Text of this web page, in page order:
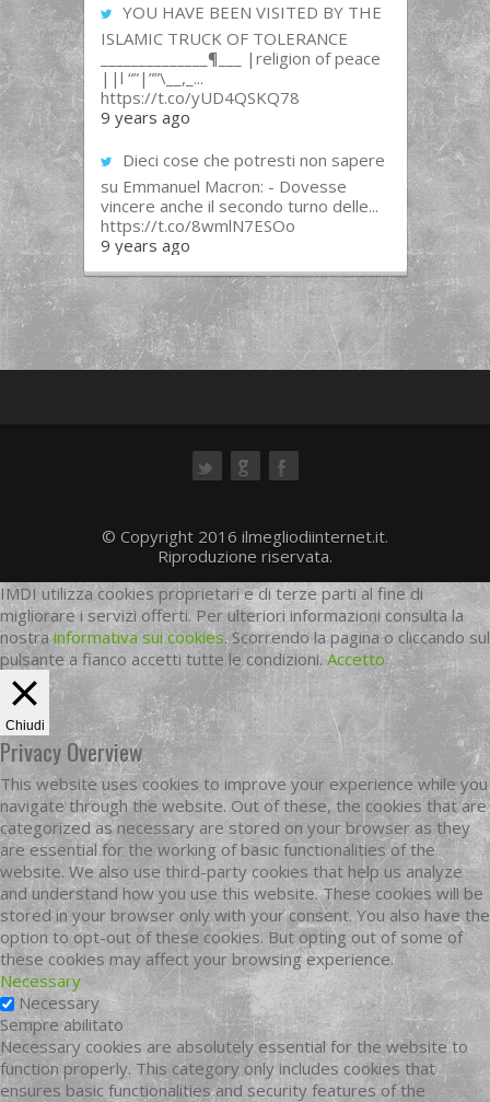
YOU HAVE BEEN VISITED BY THE
ISLAMIC TRUCK OF TOLERANCE
______________¶___ |religion of peace
||l “”|””\__,_...
https://t.co/yUD4QSKQ78
9 years ago
Dieci cose che potresti non sapere
su Emmanuel Macron: - Dovesse
vincere anche il secondo turno delle...
https://t.co/8wmlN7ESOo
9 years ago
© Copyright 2016 ilmegliodiinternet.it.
Riproduzione riservata.
IMDI utilizza cookies proprietari e di terze parti al fine di
migliorare i servizi offerti. Per ulteriori informazioni consulta la
nostrainformativa sui cookies. Scorrendo la pagina o cliccando sul
pulsante a fianco accetti tutte le condizioni.Accetto
Chiudi
Privacy Overview
This website uses cookies to improve your experience while you
navigate through the website. Out of these, the cookies that are
categorized as necessary are stored on your browser as they
are essential for the working of basic functionalities of the
website. We also use third-party cookies that help us analyze
and understand how you use this website. These cookies will be
stored in your browser only with your consent. You also have the
option to opt-out of these cookies. But opting out of some of
these cookies may affect your browsing experience.
Necessary
Necessary
Sempre abilitato
Necessary cookies are absolutely essential for the website to
function properly. This category only includes cookies that
ensures basic functionalities and security features of the